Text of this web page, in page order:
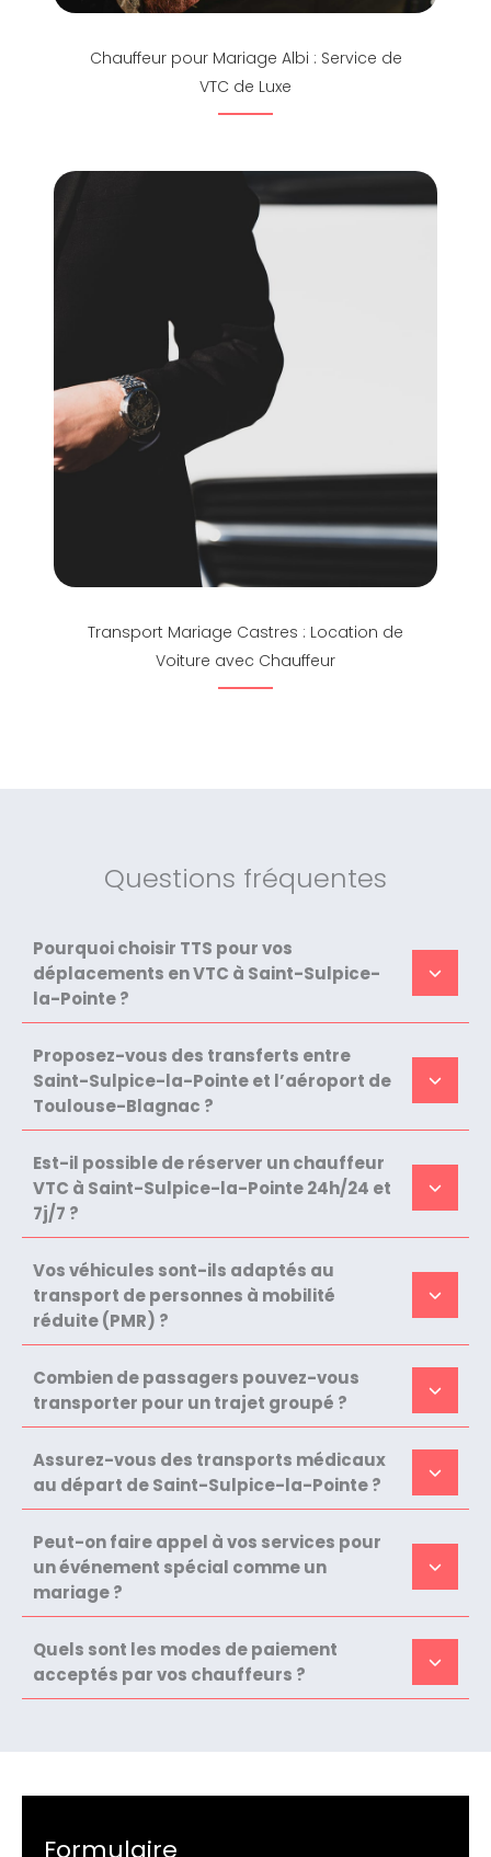
Chauffeur pour Mariage Albi : Service de
VTC de Luxe
Transport Mariage Castres : Location de
Voiture avec Chauffeur
Questions fréquentes
Pourquoi choisir TTS pour vos
déplacements en VTC à Saint-Sulpice-
la-Pointe ?
Proposez-vous des transferts entre
Saint-Sulpice-la-Pointe et l’aéroport de
Toulouse-Blagnac ?
Est-il possible de réserver un chauffeur
VTC à Saint-Sulpice-la-Pointe 24h/24 et
7j/7 ?
Vos véhicules sont-ils adaptés au
transport de personnes à mobilité
réduite (PMR) ?
Combien de passagers pouvez-vous
transporter pour un trajet groupé ?
Assurez-vous des transports médicaux
au départ de Saint-Sulpice-la-Pointe ?
Peut-on faire appel à vos services pour
un événement spécial comme un
mariage ?
Quels sont les modes de paiement
acceptés par vos chauffeurs ?
Formulaire